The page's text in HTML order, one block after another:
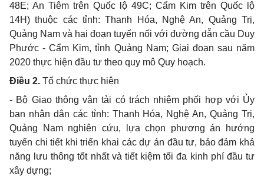
48E; An Tiêm trên Quốc lộ 49C; Cẩm Kim trên Quốc lộ
14H) thuộc các tỉnh: Thanh Hóa, Nghệ An, Quảng Trị,
Quảng Nam và hai đoạn tuyến nối với đường dẫn cầu Duy
Phước - Cẩm Kim, tỉnh Quảng Nam; Giai đoạn sau năm
2020 thực hiện đầu tư theo quy mô Quy hoạch.
Điều 2. Tổ chức thực hiện
- Bộ Giao thông vận tải có trách nhiệm phối hợp với Ủy
ban nhân dân các tỉnh: Thanh Hóa, Nghệ An, Quảng Trị,
Quảng Nam nghiên cứu, lựa chọn phương án hướng
tuyến chi tiết khi triển khai các dự án đầu tư, bảo đảm khả
năng lưu thông tốt nhất và tiết kiệm tối đa kinh phí đầu tư
xây dựng;